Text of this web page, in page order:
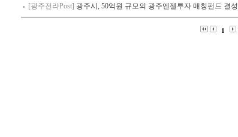
[광주전라Post] 광주시, 50억원 규모의 광주엔젤투자 매칭펀드 결성
1